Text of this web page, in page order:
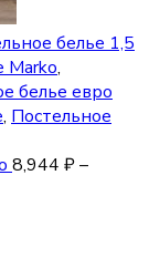
белье 1,5
Marko,
белье евро
, Постельное
8,944 ₽–